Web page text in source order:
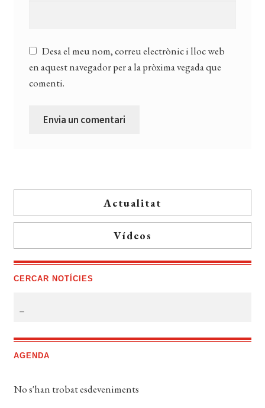
Desa el meu nom, correu electrònic i lloc web
en aquest navegador per a la pròxima vegada que
comenti.
Actualitat
Vídeos
CERCAR NOTÍCIES
AGENDA
No s'han trobat esdeveniments